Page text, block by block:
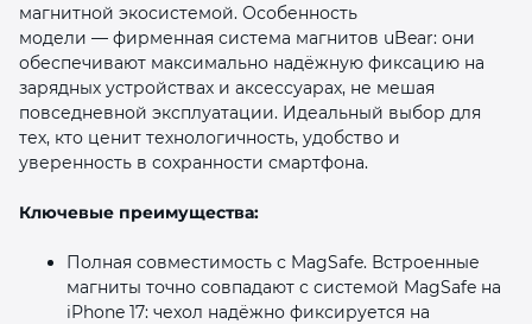
магнитной экосистемой. Особенность
модели — фирменная система магнитов uBear: они
обеспечивают максимально надёжную фиксацию на
зарядных устройствах и аксессуарах, не мешая
повседневной эксплуатации. Идеальный выбор для
тех, кто ценит технологичность, удобство и
уверенность в сохранности смартфона.
Ключевые преимущества:
Полная совместимость с MagSafe. Встроенные
магниты точно совпадают с системой MagSafe на
iPhone 17: чехол надёжно фиксируется на